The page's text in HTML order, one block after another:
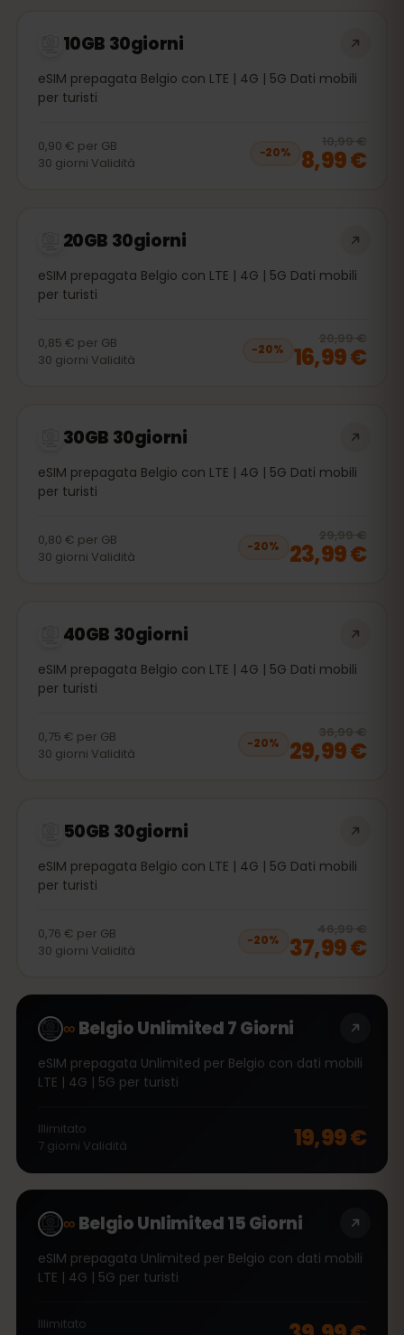
10GB 30giorni
eSIM prepagata Belgio con LTE | 4G | 5G Dati mobili
per turisti
0,90 € per GB
30 giorni Validità
−20%
10,99 €
8,99 €
20GB 30giorni
eSIM prepagata Belgio con LTE | 4G | 5G Dati mobili
per turisti
0,85 € per GB
30 giorni Validità
−20%
20,99 €
16,99 €
30GB 30giorni
eSIM prepagata Belgio con LTE | 4G | 5G Dati mobili
per turisti
0,80 € per GB
30 giorni Validità
−20%
29,99 €
23,99 €
40GB 30giorni
eSIM prepagata Belgio con LTE | 4G | 5G Dati mobili
per turisti
0,75 € per GB
30 giorni Validità
−20%
36,99 €
29,99 €
50GB 30giorni
eSIM prepagata Belgio con LTE | 4G | 5G Dati mobili
per turisti
0,76 € per GB
30 giorni Validità
−20%
46,99 €
37,99 €
∞Belgio Unlimited 7 Giorni
eSIM prepagata Unlimited per Belgio con dati mobili
LTE | 4G | 5G per turisti
Illimitato
7 giorni Validità 19,99 €
∞Belgio Unlimited 15 Giorni
eSIM prepagata Unlimited per Belgio con dati mobili
LTE | 4G | 5G per turisti
Illimitato